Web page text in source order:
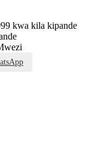
kwa kila kipande